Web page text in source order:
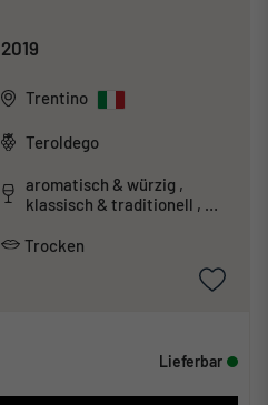
2019
Trentino
Teroldego
aromatisch & würzig ,
klassisch & traditionell ,
Trocken
Lieferbar